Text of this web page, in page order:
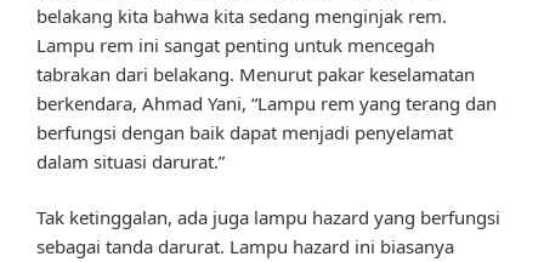
belakang kita bahwa kita sedang menginjak rem.
Lampu rem ini sangat penting untuk mencegah
tabrakan dari belakang. Menurut pakar keselamatan
berkendara, Ahmad Yani, “Lampu rem yang terang dan
berfungsi dengan baik dapat menjadi penyelamat
dalam situasi darurat.”
Tak ketinggalan, ada juga lampu hazard yang berfungsi
sebagai tanda darurat. Lampu hazard ini biasanya